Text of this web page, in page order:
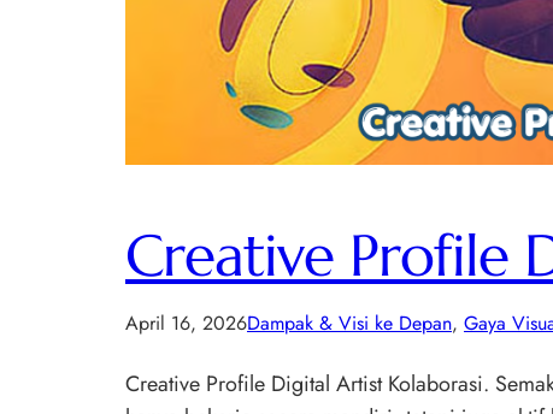
Creative Profile
April 16, 2026Dampak & Visi ke Depan, Gaya
Creative Profile Digital Artist Kolaborasi.